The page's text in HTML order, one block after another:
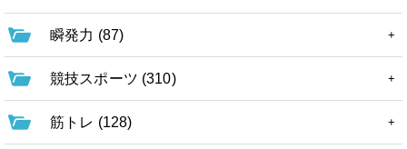
瞬発力 (87)
競技スポーツ (310)
筋トレ (128)